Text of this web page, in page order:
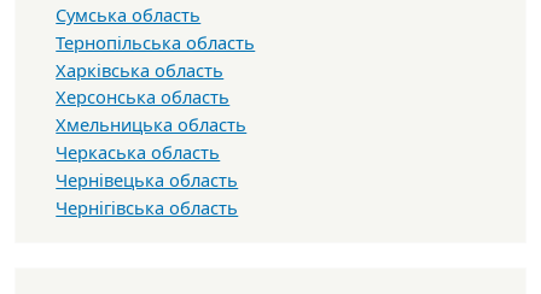
Сумська область
Тернопільська область
Харківська область
Херсонська область
Хмельницька область
Черкаська область
Чернівецька область
Чернігівська область